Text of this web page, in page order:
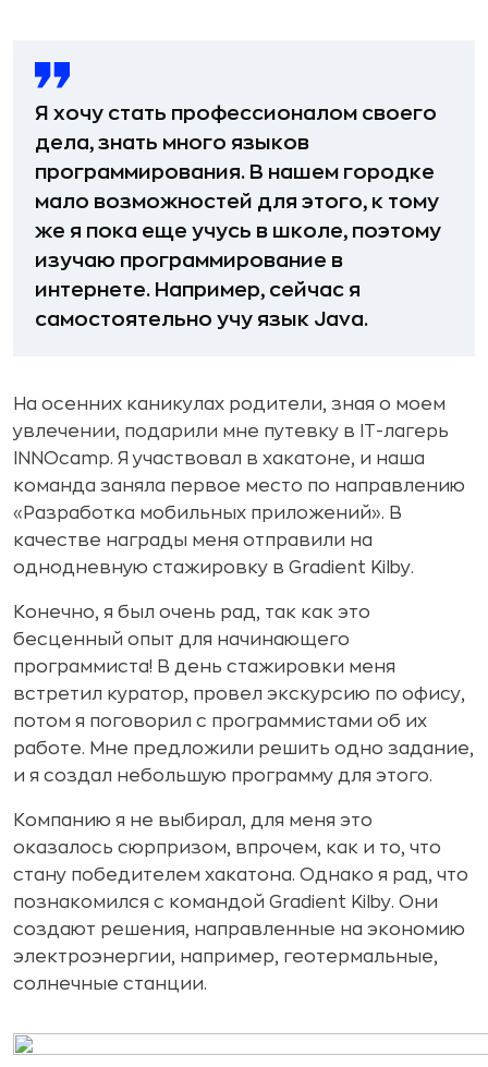
Я хочу стать профессионалом своего
дела, знать много языков
программирования. В нашем городке
мало возможностей для этого, к тому
же я пока еще учусь в школе, поэтому
изучаю программирование в
интернете. Например, сейчас я
самостоятельно учу язык Java.
На осенних каникулах родители, зная о моем
увлечении, подарили мне путевку в IT-лагерь
INNOcamp. Я участвовал в хакатоне, и наша
команда заняла первое место по направлению
«Разработка мобильных приложений». В
качестве награды меня отправили на
однодневную стажировку в Gradient Kilby.
Конечно, я был очень рад, так как это
бесценный опыт для начинающего
программиста! В день стажировки меня
встретил куратор, провел экскурсию по офису,
потом я поговорил с программистами об их
работе. Мне предложили решить одно задание,
и я создал небольшую программу для этого.
Компанию я не выбирал, для меня это
оказалось сюрпризом, впрочем, как и то, что
стану победителем хакатона. Однако я рад, что
познакомился с командой Gradient Kilby. Они
создают решения, направленные на экономию
электроэнергии, например, геотермальные,
солнечные станции.